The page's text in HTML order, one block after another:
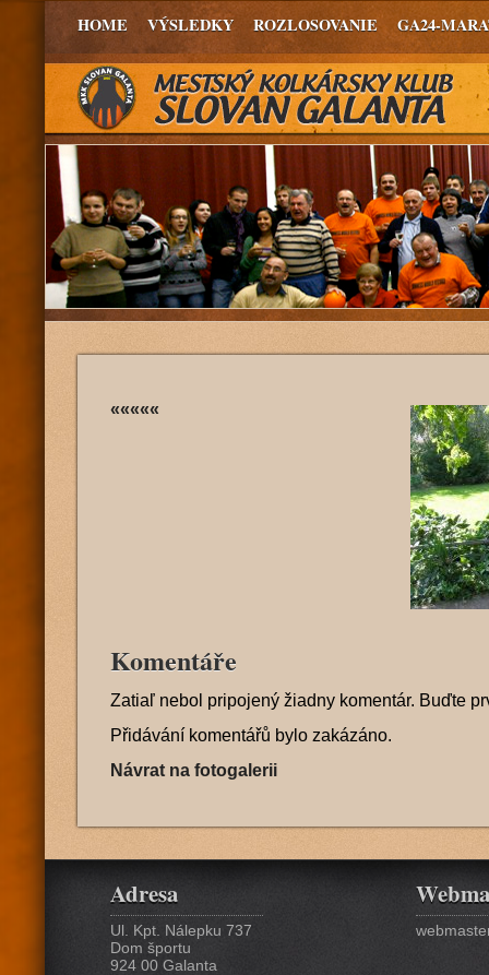
HOME VÝSLEDKY ROZLOSOVANIE GA24-
«««««
Komentáře
Zatiaľ nebol pripojený žiadny komentár. Buďte
Přidávání komentářů bylo zakázáno.
Návrat na fotogalerii
Adresa
Ul. Kpt. Nálepku 737
Dom športu
924 00 Galanta